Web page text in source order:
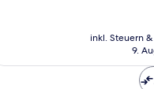
inkl. Steuern
9.